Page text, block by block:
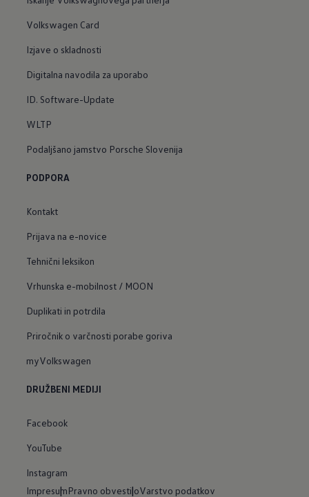
Volkswagen Card
Izjave o skladnosti
Digitalna navodila za uporabo
ID. Software-Update
WLTP
Podaljšano jamstvo Porsche Slovenija
PODPORA
Kontakt
Prijava na e-novice
Tehnični leksikon
Vrhunska e-mobilnost / MOON
Duplikati in potrdila
Priročnik o varčnosti porabe goriva
myVolkswagen
DRUŽBENI MEDIJI
Facebook
YouTube
Instagram
ImpresumPravno obvestiloVarstvo podatkov